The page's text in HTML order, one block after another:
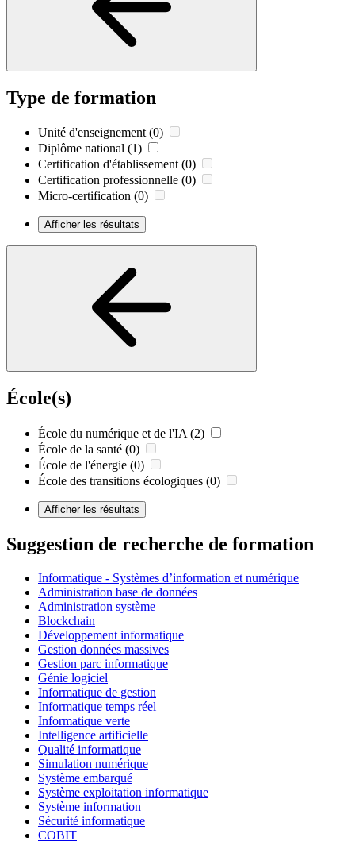
Type de formation
Unité d'enseignement (0)
Diplôme national (1)
Certification d'établissement (0)
Certification professionnelle (0)
Micro-certification (0)
Afficher les résultats
École(s)
École du numérique et de l'IA (2)
École de la santé (0)
École de l'énergie (0)
École des transitions écologiques (0)
Afficher les résultats
Suggestion de recherche de formation
Informatique - Systèmes d’information et numérique
Administration base de données
Administration système
Blockchain
Développement informatique
Gestion données massives
Gestion parc informatique
Génie logiciel
Informatique de gestion
Informatique temps réel
Informatique verte
Intelligence artificielle
Qualité informatique
Simulation numérique
Système embarqué
Système exploitation informatique
Système information
Sécurité informatique
COBIT